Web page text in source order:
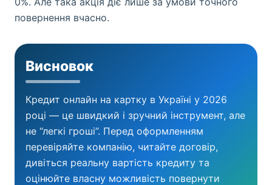
повернення вчасно.
Висновок
Кредит онлайн на картку в Україні у 2026
році — це швидкий і зручний інструмент, але
не “легкі гроші”. Перед оформленням
перевіряйте компанію, читайте договір,
дивіться реальну вартість кредиту та
оцінюйте власну можливість повернути